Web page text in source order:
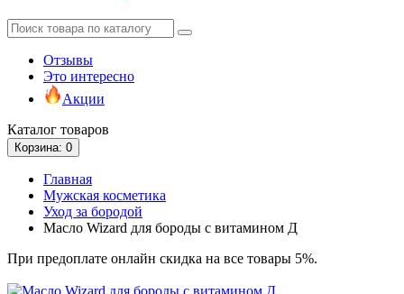
Отзывы
Это интересно
Акции
Каталог товаров
Корзина: 0
Главная
Мужская косметика
Уход за бородой
Масло Wizard для бороды с витамином Д
При предоплате онлайн скидка на все товары 5%.